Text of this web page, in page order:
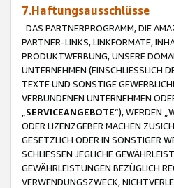
7.Haftungsausschlüsse
DAS PARTNERPROGRAMM, DIE
PARTNER-LINKS, LINKFORMATE,
PRODUKTWERBUNG, UNSERE
UNTERNEHMEN (EINSCHLIESSLICH
TEXTE UND SONSTIGE
VERBUNDENEN UNTERNEHMEN
SERVICEANGEBOTE“), WERDEN
ODER LIZENZGEBER MACHEN
GESETZLICH ODER IN SONSTIGER
SCHLIESSEN JEGLICHE
GEWÄHRLEISTUNGEN BEZÜGLICH
VERWENDUNGSZWECK,